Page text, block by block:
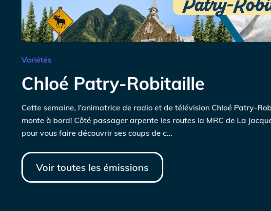
Variétés
Chloé Patry-Robitaille
Cette semaine, l’animatrice de radio et de télévision Chloé Patry-
monte à bord! Côté passager arpente les routes la MRC de La
pour vous faire découvrir ses coups de c…
Voir toutes les émissions